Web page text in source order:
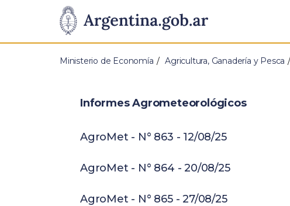
Presidencia
de
Pasar al contenido principal
Ministerio de Economía Agricultura, Ganadería y Pesca
Informes Agrometeorológicos
AgroMet - N° 863 - 12/08/25
AgroMet - N° 864 - 20/08/25
AgroMet - N° 865 - 27/08/25